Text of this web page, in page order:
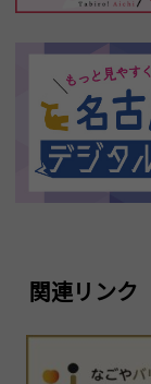
関連リンク